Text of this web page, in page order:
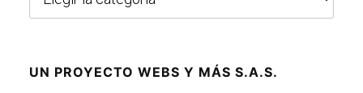
UN PROYECTO WEBS Y MÁS S.A.S.